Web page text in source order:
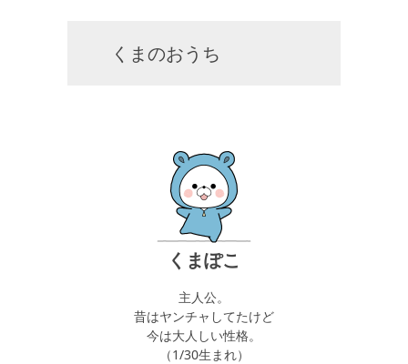
くまのおうち
くまぽこ
主人公。
昔はヤンチャしてたけど
今は大人しい性格。
（1/30生まれ）